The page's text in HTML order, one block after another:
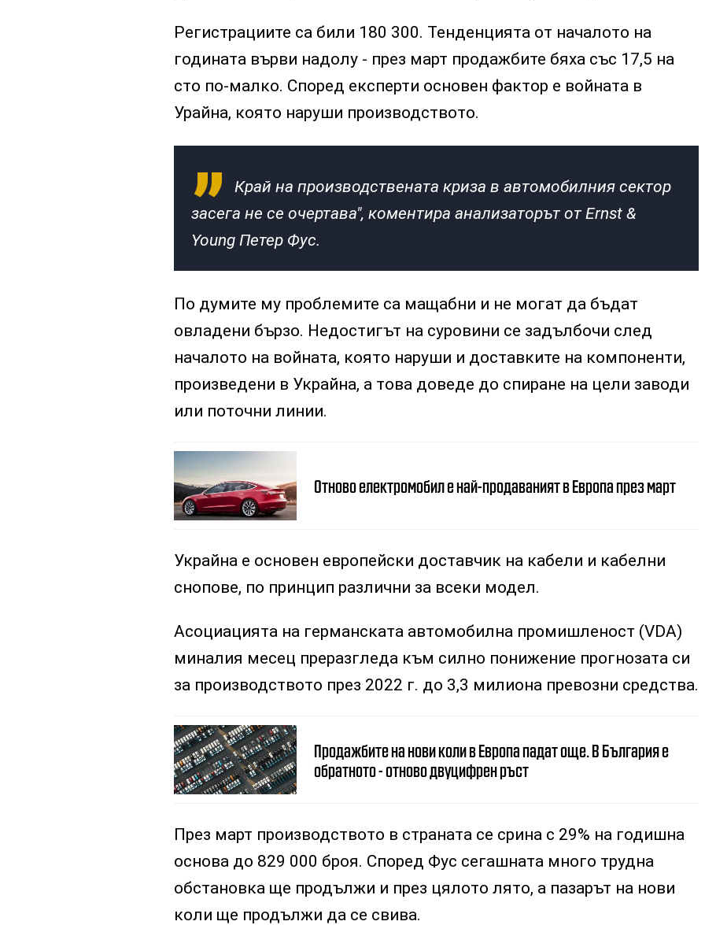
Регистрациите са били 180 300. Тенденцията от началото на
годината върви надолу - през март продажбите бяха със 17,5 на
сто по-малко. Според експерти основен фактор е войната в
Урайна, която наруши производството.
Край на производствената криза в автомобилния сектор
засега не се очертава", коментира анализаторът от Ernst &
Young Петер Фус.
По думите му проблемите са мащабни и не могат да бъдат
овладени бързо. Недостигът на суровини се задълбочи след
началото на войната, която наруши и доставките на компоненти,
произведени в Украйна, а това доведе до спиране на цели заводи
или поточни линии.
Отново електромобил е най-продаваният в Европа през март
Украйна е основен европейски доставчик на кабели и кабелни
снопове, по принцип различни за всеки модел.
Асоциацията на германската автомобилна промишленост (VDA)
миналия месец преразгледа към силно понижение прогнозата си
за производството през 2022 г. до 3,3 милиона превозни средства.
Продажбите на нови коли в Европа падат още. В България е
обратното - отново двуцифрен ръст
През март производството в страната се срина с 29% на годишна
основа до 829 000 броя. Според Фус сегашната много трудна
обстановка ще продължи и през цялото лято, а пазарът на нови
коли ще продължи да се свива.